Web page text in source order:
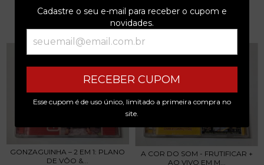
Cadastre o seu e-mail para receber o cupom e
novidades.
RECEBER CUPOM
Esse cupom é de uso único, limitado a primeira compra no
site.
x deR$13,33 sem juros 3 x deR$13,33 sem juros
GONZAGUINHA – 2 EM 1: PLANO
DE VÔO &...
A COR DO SOM - FRUTIFICAR +
AO VIVO EM M...